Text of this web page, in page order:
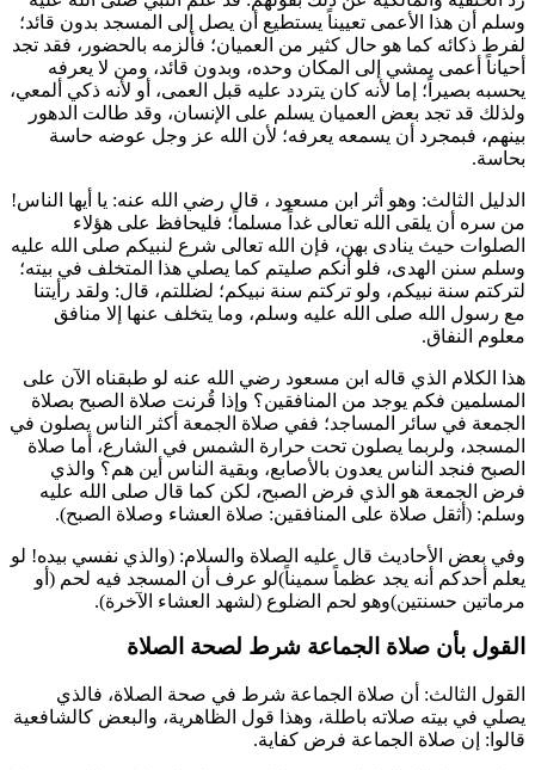
وسلم أن هذا الأعمى تعييناً يستطيع أن يصل إلى المسجد بدون قائد؛
لفرط ذكائه كما هو حال كثير من العميان؛ فألزمه بالحضور، فقد تجد
أحياناً أعمى يمشي إلى المكان وحده، وبدون قائد، ومن لا يعرفه
يحسبه بصيراً؛ إما لأنه كان يتردد عليه قبل العمى، أو لأنه ذكي ألمعي،
ولذلك قد تجد بعض العميان يسلم على الإنسان، وقد طالت الدهور
بينهم، فبمجرد أن يسمعه يعرفه؛ لأن الله عز وجل عوضه حاسة
بحاسة.
الدليل الثالث: وهو أثر ابن مسعود ، قال رضي الله عنه: يا أيها الناس!
من سره أن يلقى الله تعالى غداً مسلماً؛ فليحافظ على هؤلاء
الصلوات حيث ينادى بهن، فإن الله تعالى شرع لنبيكم صلى الله عليه
وسلم سنن الهدى، فلو أنكم صليتم كما يصلي هذا المتخلف في بيته؛
لتركتم سنة نبيكم، ولو تركتم سنة نبيكم؛ لضللتم، قال: ولقد رأيتنا
مع رسول الله صلى الله عليه وسلم، وما يتخلف عنها إلا منافق
معلوم النفاق.
هذا الكلام الذي قاله ابن مسعود رضي الله عنه لو طبقناه الآن على
المسلمين فكم يوجد من المنافقين؟ وإذا قُرنت صلاة الصبح بصلاة
الجمعة في سائر المساجد؛ ففي صلاة الجمعة أكثر الناس يصلون في
المسجد، ولربما يصلون تحت حرارة الشمس في الشارع، أما صلاة
الصبح فنجد الناس يعدون بالأصابع، وبقية الناس أين هم؟ والذي
فرض الجمعة هو الذي فرض الصبح، لكن كما قال صلى الله عليه
وسلم: ( أثقل صلاة على المنافقين: صلاة العشاء وصلاة الصبح).
وفي بعض الأحاديث قال عليه الصلاة والسلام: (والذي نفسي بيده! لو
يعلم أحدكم أنه يجد عظماً سميناً)لو عرف أن المسجد فيه لحم ( أو
مرماتين حسنتين)وهو لحم الضلوع (لشهد العشاء الآخرة).
القول بأن صلاة الجماعة شرط لصحة الصلاة
القول الثالث: أن صلاة الجماعة شرط في صحة الصلاة، فالذي
يصلي في بيته صلاته باطلة، وهذا قول الظاهرية، والبعض كالشافعية
قالوا: إن صلاة الجماعة فرض كفاية.